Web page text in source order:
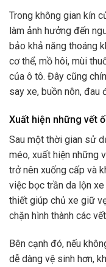
Trong không gian kín
làm ảnh hưởng đến
bảo khả năng thoáng
cơ thể, mồ hôi, mùi
của ô tô. Đây cũng
say xe, buồn nôn, đau
Xuất hiện những vết
Sau một thời gian sử
méo, xuất hiện những
trở nên xuống cấp và
việc bọc trần da lộn
thiết giúp chủ xe giữ
chặn hình thành các
Bên cạnh đó, nếu
dễ dàng vệ sinh hơn,